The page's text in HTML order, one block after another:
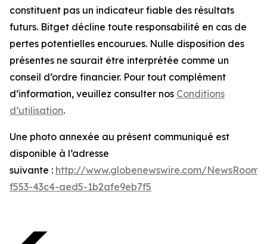
constituent pas un indicateur fiable des résultats
futurs. Bitget décline toute responsabilité en cas de
pertes potentielles encourues. Nulle disposition des
présentes ne saurait être interprétée comme un
conseil d’ordre financier. Pour tout complément
d’information, veuillez consulter nos Conditions
d’utilisation.
Une photo annexée au présent communiqué est
disponible à l’adresse
suivante : http://www.globenewswire.com/
f553-43c4-aed5-1b2afe9eb7f5